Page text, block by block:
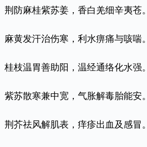
荆防麻桂紫苏姜，香白羌细辛夷苍。
麻黄发汗治伤寒，利水痹痛与咳喘。
桂枝温胃善助阳，温经通络化水强。
紫苏散寒兼中宽，气胀解毒胎能安。
荆芥祛风解肌表，痒疹出血及感冒。